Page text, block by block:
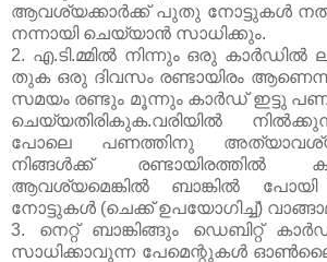
ആവശ്യക്കാര്‍ക്ക് പുതു നോട്ടുകള്‍
നന്നായി ചെയ്യാന്‍ സാധിക്കും.
2. എ.ടി.മ്മില്‍ നിന്നും ഒരു കാര്‍ഡില്‍
തുക ഒരു ദിവസം രണ്ടായിരം
സമയം രണ്ടും മൂന്നും കാര്‍ഡ് ഇട്ടു
ചെയ്യതിരികുക.വരിയില്‍
പോലെ പണത്തിനു
നിങ്ങള്‍ക്ക്
ആവശ്യമെങ്കില്‍ ബാങ്കില്‍ പോയി
നോട്ടുകള്‍ (ചെക്ക് ഉപയോഗിച്ച്)
3. നെറ്റ് ബാങ്കിങ്ങും ഡെബിറ്റ്
സാധിക്കാവുന്ന പേമെന്റുകള്‍